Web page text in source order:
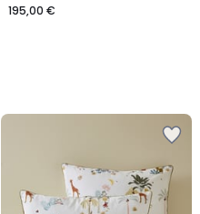
195,00 €